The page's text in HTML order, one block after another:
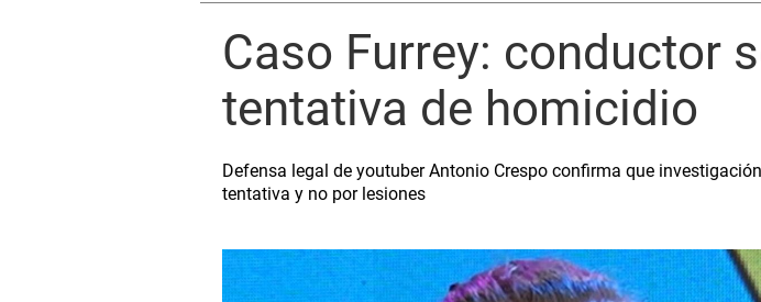
Caso Furrey: conductor
tentativa de homicidio
Defensa legal de youtuber Antonio Crespo confirma que
tentativa y no por lesiones